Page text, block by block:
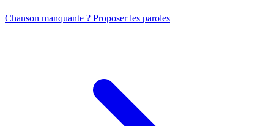
Chanson manquante ? Proposer les paroles